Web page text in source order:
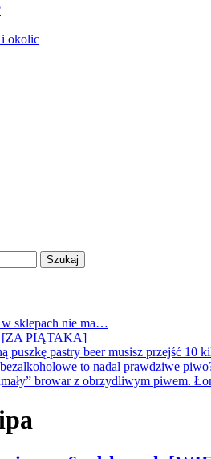
i okolic
sklepach nie ma…
[ZA PIĄTAKA]
puszkę pastry beer musisz przejść 10
to nadal prawdziwe
browar z obrzydliwym piwem.